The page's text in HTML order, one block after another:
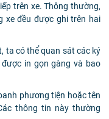
trên xe. Thông thường,
xe đều được ghi trên hai
ta có thể quan sát các ký
in gọn gàng và bao
phương tiện hoặc tên
thông tin này thường